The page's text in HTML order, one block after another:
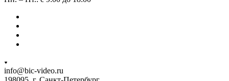
info@bic-video.ru